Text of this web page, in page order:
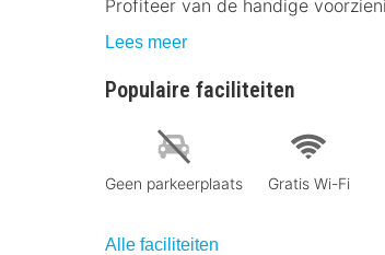
Profiteer van de handige
Lees meer
Populaire faciliteiten
Geen parkeerplaats Gratis Wi-Fi
Alle faciliteiten